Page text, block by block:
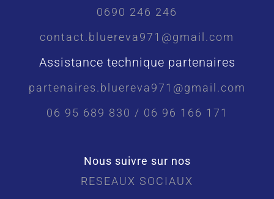
0690 246 246
contact.bluereva971@gmail.com
Assistance technique partenaires
partenaires.bluereva971@gmail.com
06 95 689 830 / 06 96 166 171
Nous suivre sur nos
RESEAUX SOCIAUX